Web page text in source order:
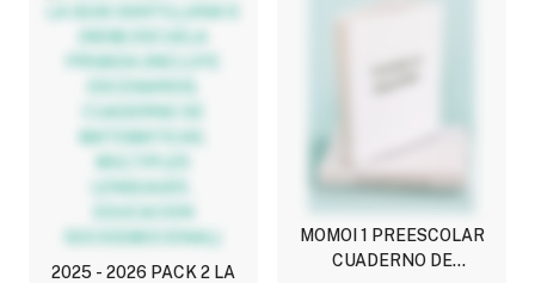
2025 - 2026 PACK 2 LA
MOMOI 1 PREESCOLAR
CUADERNO DE